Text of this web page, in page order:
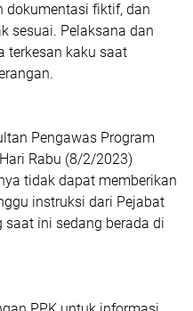
dokumentasi fiktif, dan
sesuai. Pelaksana dan
terkesan kaku saat
Pengawas Program
Rabu (8/2/2023)
tidak dapat memberikan
instruksi dari Pejabat
saat ini sedang berada di